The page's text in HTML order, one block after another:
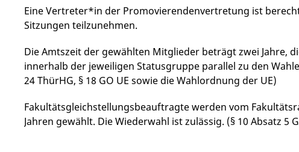
Eine Vertreter*in der Promovierendenvertretung ist
Sitzungen teilzunehmen.
Die Amtszeit der gewählten Mitglieder beträgt zwei Jahre,
innerhalb der jeweiligen Statusgruppe parallel zu den
24 ThürHG, § 18 GO UE sowie die Wahlordnung der UE)
Fakultätsgleichstellungsbeauftragte werden vom
Jahren gewählt. Die Wiederwahl ist zulässig. (§ 10 Absatz 5